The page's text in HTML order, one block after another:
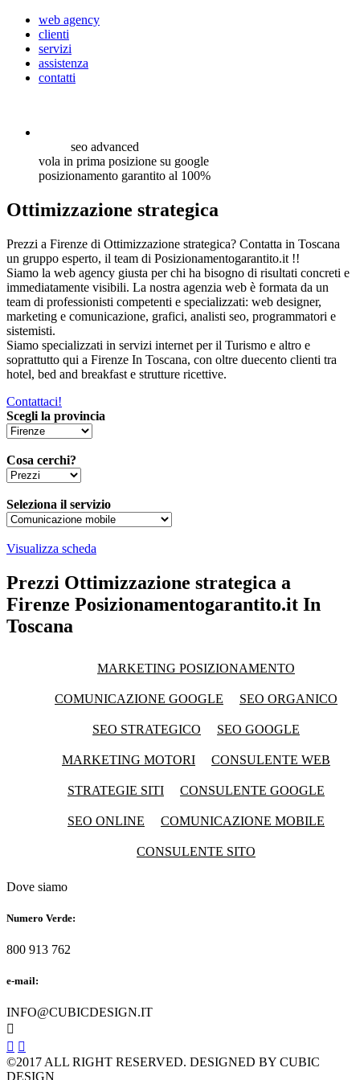
web agency
clienti
servizi
assistenza
contatti
seo advanced
vola in prima posizione su google
posizionamento garantito al 100%
Ottimizzazione strategica
Prezzi a Firenze di Ottimizzazione strategica? Contatta in Toscana
un gruppo esperto, il team di Posizionamentogarantito.it !!
Siamo la web agency giusta per chi ha bisogno di risultati concreti e
immediatamente visibili. La nostra agenzia web è formata da un
team di professionisti competenti e specializzati: web designer,
marketing e comunicazione, grafici, analisti seo, programmatori e
sistemisti.
Siamo specializzati in servizi internet per il Turismo e altro e
soprattutto qui a Firenze In Toscana, con oltre duecento clienti tra
hotel, bed and breakfast e strutture ricettive.
Contattaci!
Scegli la provincia
Cosa cerchi?
Seleziona il servizio
Visualizza scheda
Prezzi Ottimizzazione strategica a
Firenze Posizionamentogarantito.it In
Toscana
MARKETING POSIZIONAMENTO
COMUNICAZIONE GOOGLE SEO ORGANICO
SEO STRATEGICO SEO GOOGLE
MARKETING MOTORI CONSULENTE WEB
STRATEGIE SITI CONSULENTE GOOGLE
SEO ONLINE COMUNICAZIONE MOBILE
CONSULENTE SITO
Dove siamo
Numero Verde:
800 913 762
e-mail:
INFO@CUBICDESIGN.IT

 
©2017 ALL RIGHT RESERVED. DESIGNED BY CUBIC
DESIGN